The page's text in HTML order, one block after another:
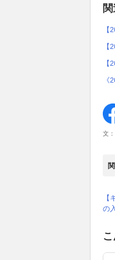
《
文
の